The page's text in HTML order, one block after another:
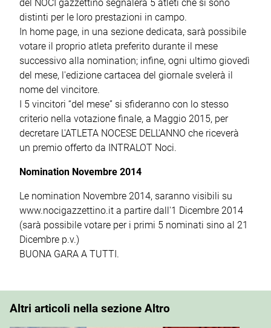
del NOCI gazzettino segnalerà 5 atleti che si sono
distinti per le loro prestazioni in campo.
In home page, in una sezione dedicata, sarà possibile
votare il proprio atleta preferito durante il mese
successivo alla nomination; infine, ogni ultimo giovedì
del mese, l'edizione cartacea del giornale svelerà il
nome del vincitore.
I 5 vincitori “del mese” si sfideranno con lo stesso
criterio nella votazione finale, a Maggio 2015, per
decretare L'ATLETA NOCESE DELL'ANNO che riceverà
un premio offerto da INTRALOT Noci.
Nomination Novembre 2014
Le nomination Novembre 2014, saranno visibili su
www.nocigazzettino.it a partire dall'1 Dicembre 2014
(sarà possibile votare per i primi 5 nominati sino al 21
Dicembre p.v.)
BUONA GARA A TUTTI.
Altri articoli nella sezione Altro